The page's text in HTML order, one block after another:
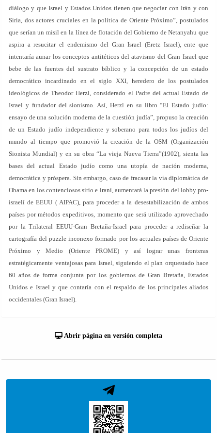
diálogo y que Israel y Estados Unidos tienen que negociar con Irán y con
Siria, dos actores cruciales en la política de Oriente Próximo”, postulados
que serían un misil en la línea de flotación del Gobierno de Netanyahu que
aspira a resucitar el endemismo del Gran Israel (Eretz Israel), ente que
intentaría aunar los conceptos antitéticos del atavismo del Gran Israel que
bebe de las fuentes del sustrato bíblico y la concepción de un estado
democrático incardinado en el siglo XXI, heredero de los postulados
ideológicos de Theodor Herzl, considerado el Padre del actual Estado de
Israel y fundador del sionismo. Así, Herzl en su libro “El Estado judío:
ensayo de una solución moderna de la cuestión judía”, propuso la creación
de un Estado judío independiente y soberano para todos los judíos del
mundo al tiempo que promovió la creación de la OSM (Organización
Sionista Mundial) y en su obra “La vieja Nueva Tierra”(1902), sienta las
bases del actual Estado judío como una utopía de nación moderna,
democrática y próspera. Sin embargo, caso de fracasar la vía diplomática de
Obama en los contenciosos sirio e iraní, aumentará la presión del lobby pro-
israelí de EEUU ( AIPAC), para proceder a la desestabilización de ambos
países por métodos expeditivos, momento que será utilizado aprovechado
por la Trilateral EEUU-Gran Bretaña-Israel para proceder a rediseñar la
cartografía del puzzle inconexo formado por los actuales países de Oriente
Próximo y Medio (Oriente PROME) y así lograr unas fronteras
estratégicamente ventajosas para Israel, siguiendo el plan orquestado hace
60 años de forma conjunta por los gobiernos de Gran Bretaña, Estados
Unidos e Israel y que contaría con el respaldo de los principales aliados
occidentales (Gran Israel).
Abrir página en versión completa